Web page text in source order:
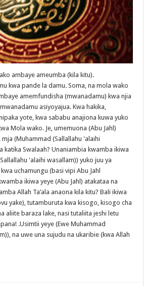
ambaye ameumba (kila kitu).
kwa pande la damu. Soma, na mola wako
amemfundisha (mwanadamu) kwa njia
asiyoyajua. Kwa hakika,
yote, kwa sababu anajiona kuwa yuko
Mola wako. Je, umemuona (Abu Jahl)
(Muhammad (Sallallahu 'alaihi
katika Swalaah? Unaniambia kwamba ikiwa
'alaihi wasallam)) yuko juu ya
uchamungu (basi vipi Abu Jahl
ikiwa yeye (Abu Jahl) atakataa na
Allah Ta’ala anaona kila kitu? Bali ikiwa
yake), tutamburuta kwa kisogo, kisogo cha
aliite baraza lake, nasi tutaliita jeshi letu
.Usimtii yeye (Ewe Muhammad
na uwe una sujudu na ukaribie (kwa Allah